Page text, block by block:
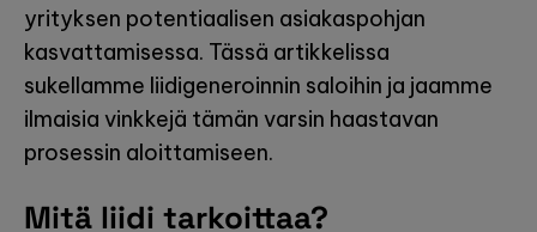
yrityksen potentiaalisen asiakaspohjan
kasvattamisessa. Tässä artikkelissa
sukellamme liidigeneroinnin saloihin ja jaamme
ilmaisia vinkkejä tämän varsin haastavan
prosessin aloittamiseen.
Mitä liidi tarkoittaa?